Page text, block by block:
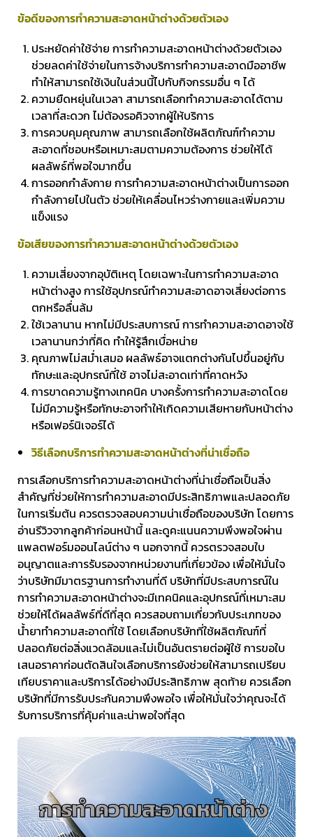
ข้อดีของการทำความสะอาดหน้าต่างด้วยตัวเอง
ประหยัดค่าใช้จ่าย การทำความสะอาดหน้าต่างด้วยตัวเอง
ช่วยลดค่าใช้จ่ายในการจ้างบริการทำความสะอาดมืออาชีพ
ทำให้สามารถใช้เงินในส่วนนี้ไปกับกิจกรรมอื่น ๆ ได้
ความยืดหยุ่นในเวลา สามารถเลือกทำความสะอาดได้ตาม
เวลาที่สะดวก ไม่ต้องรอคิวจากผู้ให้บริการ
การควบคุมคุณภาพ สามารถเลือกใช้ผลิตภัณฑ์ทำความ
สะอาดที่ชอบหรือเหมาะสมตามความต้องการ ช่วยให้ได้
ผลลัพธ์ที่พอใจมากขึ้น
การออกกำลังกาย การทำความสะอาดหน้าต่างเป็นการออก
กำลังกายไปในตัว ช่วยให้เคลื่อนไหวร่างกายและเพิ่มความ
แข็งแรง
ข้อเสียของการทำความสะอาดหน้าต่างด้วยตัวเอง
ความเสี่ยงจากอุบัติเหตุ โดยเฉพาะในการทำความสะอาด
หน้าต่างสูง การใช้อุปกรณ์ทำความสะอาดอาจเสี่ยงต่อการ
ตกหรือลื่นล้ม
ใช้เวลานาน หากไม่มีประสบการณ์ การทำความสะอาดอาจใช้
เวลานานกว่าที่คิด ทำให้รู้สึกเบื่อหน่าย
คุณภาพไม่สม่ำเสมอ ผลลัพธ์อาจแตกต่างกันไปขึ้นอยู่กับ
ทักษะและอุปกรณ์ที่ใช้ อาจไม่สะอาดเท่าที่คาดหวัง
การขาดความรู้ทางเทคนิค บางครั้งการทำความสะอาดโดย
ไม่มีความรู้หรือทักษะอาจทำให้เกิดความเสียหายกับหน้าต่าง
หรือเฟอร์นิเจอร์ได้
วิธีเลือกบริการทำความสะอาดหน้าต่างที่น่าเชื่อถือ
การเลือกบริการทำความสะอาดหน้าต่างที่น่าเชื่อถือเป็นสิ่ง
สำคัญที่ช่วยให้การทำความสะอาดมีประสิทธิภาพและปลอดภัย
ในการเริ่มต้น ควรตรวจสอบความน่าเชื่อถือของบริษัท โดยการ
อ่านรีวิวจากลูกค้าก่อนหน้านี้ และดูคะแนนความพึงพอใจผ่าน
แพลตฟอร์มออนไลน์ต่าง ๆ นอกจากนี้ ควรตรวจสอบใบ
อนุญาตและการรับรองจากหน่วยงานที่เกี่ยวข้อง เพื่อให้มั่นใจ
ว่าบริษัทมีมาตรฐานการทำงานที่ดี บริษัทที่มีประสบการณ์ใน
การทำความสะอาดหน้าต่างจะมีเทคนิคและอุปกรณ์ที่เหมาะสม
ช่วยให้ได้ผลลัพธ์ที่ดีที่สุด ควรสอบถามเกี่ยวกับประเภทของ
น้ำยาทำความสะอาดที่ใช้ โดยเลือกบริษัทที่ใช้ผลิตภัณฑ์ที่
ปลอดภัยต่อสิ่งแวดล้อมและไม่เป็นอันตรายต่อผู้ใช้ การขอใบ
เสนอราคาก่อนตัดสินใจเลือกบริการยังช่วยให้สามารถเปรียบ
เทียบราคาและบริการได้อย่างมีประสิทธิภาพ สุดท้าย ควรเลือก
บริษัทที่มีการรับประกันความพึงพอใจ เพื่อให้มั่นใจว่าคุณจะได้
รับการบริการที่คุ้มค่าและน่าพอใจที่สุด